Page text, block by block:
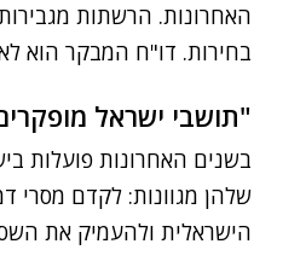
האחרונות. הרשתות
בחירות. דו"ח המבקר הוא
"תושבי ישראל
בשנים האחרונות פועלות
שלהן מגוונות: לקדם מסרי
הישראלית ולהעמיק את